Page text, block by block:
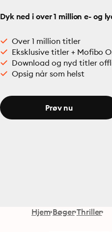
Dyk ned i over 1 million e- og
Over 1 million titler
Eksklusive titler + Mofibo
Download og nyd titler
Opsig når som helst
Prøv nu
Hjem Bøger Thriller